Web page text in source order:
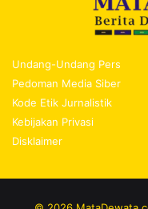
Undang-Undang Pers
Pedoman Media Siber
Kode Etik Jurnalistik
Kebijakan Privasi
Disklaimer